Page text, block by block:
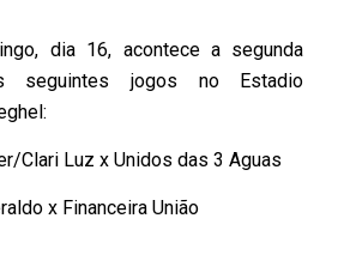
dia 16, acontece a segunda
seguintes jogos no Estadio
Clari Luz x Unidos das 3 Aguas
x Financeira União